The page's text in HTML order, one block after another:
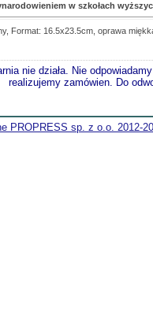
w szkołach
Format: 16.5x23.5cm, oprawa
nie działa. Nie
realizujemy zamówien. Do
PROPRESS sp. z o.o. 2012-